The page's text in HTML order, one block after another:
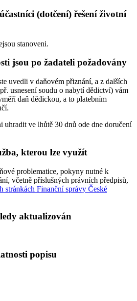
(dotčení) řešení životní
stanoveni.
jsou po žadateli požadovány
uvedli v daňovém přiznání, a z dalších
usnesení soudu o nabytí dědictví) vám
daň dědickou, a to platebním
uhradit ve lhůtě 30 dnů ode dne doručení
kterou lze využít
problematice, pokyny nutné k
včetně příslušných právních předpisů,
stránkách Finanční správy České
aktualizován
popisu